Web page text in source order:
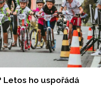
Letos ho uspořádá